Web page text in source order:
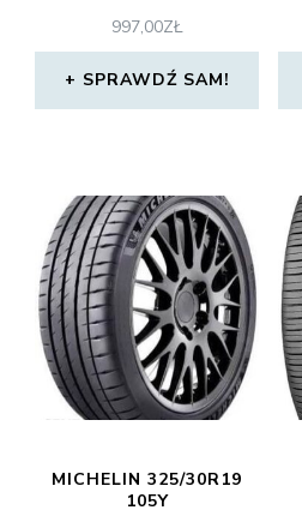
997,00ZŁ
SPRAWDŹ SAM!
MICHELIN 325/30R19
105Y